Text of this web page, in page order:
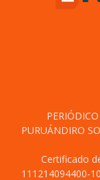
PURUÁNDIRO
Certificado
111214094400-